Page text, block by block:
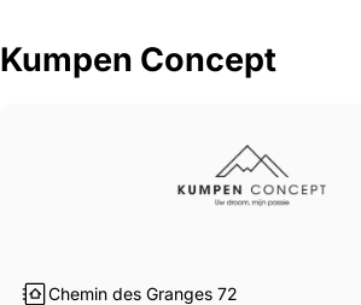
Kumpen Concept
Chemin des Granges 72